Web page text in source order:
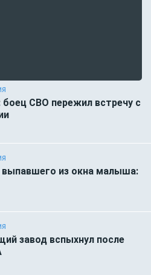
боец СВО пережил встречу с
выпавшего из окна малыша:
завод вспыхнул после